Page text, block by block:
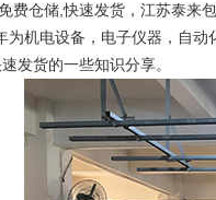
费仓储,快速发货，江苏泰来
为机电设备，电子仪器，自
发货的一些知识分享。